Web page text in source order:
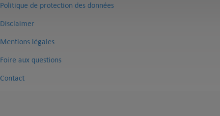
Politique de protection des données
Disclaimer
Mentions légales
Foire aux questions
Contact